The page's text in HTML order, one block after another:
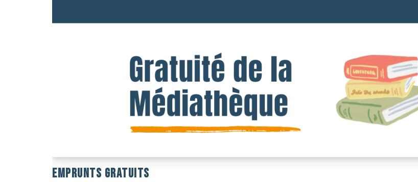
EMPRUNTS GRATUITS